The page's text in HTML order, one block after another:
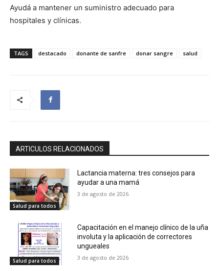
Ayudá a mantener un suministro adecuado para
hospitales y clínicas.
TAGS destacado donante de sanfre donar sangre salud
ARTICULOS RELACIONADOS
Salud para todos
Lactancia materna: tres consejos para
ayudar a una mamá
3 de agosto de 2026
Salud para todos
Capacitación en el manejo clínico de la uña
involuta y la aplicación de correctores
ungueales
3 de agosto de 2026